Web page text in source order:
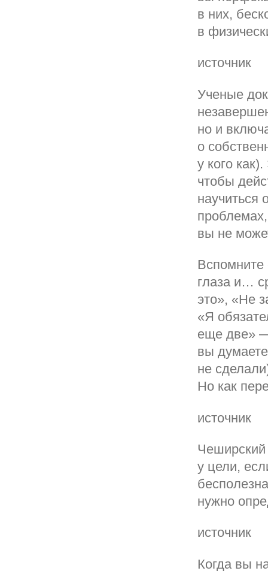
в них,
в
источник
Ученые
но и
о
у кого
чтобы
научиться
вы не
Вспомните
глаза и…
это», «Не
«Я
еще две»
вы
не
Но как
источник
Чеширский
у цели,
нужно
источник
Когда вы